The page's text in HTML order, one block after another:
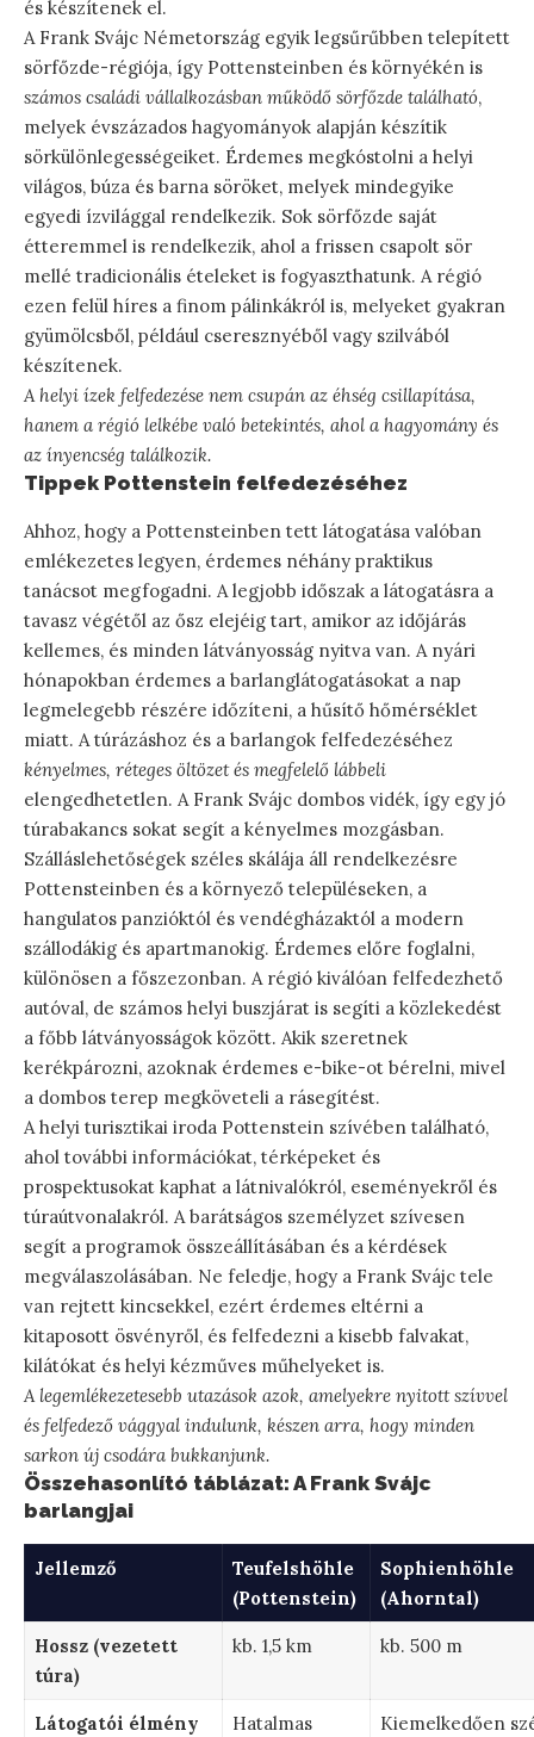
és készítenek el.
A Frank Svájc Németország egyik legsűrűbben telepített
sörfőzde-régiója, így Pottensteinben és környékén is
számos családi vállalkozásban működő sörfőzde található,
melyek évszázados hagyományok alapján készítik
sörkülönlegességeiket. Érdemes megkóstolni a helyi
világos, búza és barna söröket, melyek mindegyike
egyedi ízvilággal rendelkezik. Sok sörfőzde saját
étteremmel is rendelkezik, ahol a frissen csapolt sör
mellé tradicionális ételeket is fogyaszthatunk. A régió
ezen felül híres a finom pálinkákról is, melyeket gyakran
gyümölcsből, például cseresznyéből vagy szilvából
készítenek.
A helyi ízek felfedezése nem csupán az éhség csillapítása,
hanem a régió lelkébe való betekintés, ahol a hagyomány és
az ínyencség találkozik.
Tippek Pottenstein felfedezéséhez
Ahhoz, hogy a Pottensteinben tett látogatása valóban
emlékezetes legyen, érdemes néhány praktikus
tanácsot megfogadni. A legjobb időszak a látogatásra a
tavasz végétől az ősz elejéig tart, amikor az időjárás
kellemes, és minden látványosság nyitva van. A nyári
hónapokban érdemes a barlanglátogatásokat a nap
legmelegebb részére időzíteni, a hűsítő hőmérséklet
miatt. A túrázáshoz és a barlangok felfedezéséhez
kényelmes, réteges öltözet és megfelelő lábbeli
elengedhetetlen. A Frank Svájc dombos vidék, így egy jó
túrabakancs sokat segít a kényelmes mozgásban.
Szálláslehetőségek széles skálája áll rendelkezésre
Pottensteinben és a környező településeken, a
hangulatos panzióktól és vendégházaktól a modern
szállodákig és apartmanokig. Érdemes előre foglalni,
különösen a főszezonban. A régió kiválóan felfedezhető
autóval, de számos helyi buszjárat is segíti a közlekedést
a főbb látványosságok között. Akik szeretnek
kerékpározni, azoknak érdemes e-bike-ot bérelni, mivel
a dombos terep megköveteli a rásegítést.
A helyi turisztikai iroda Pottenstein szívében található,
ahol további információkat, térképeket és
prospektusokat kaphat a látnivalókról, eseményekről és
túraútvonalakról. A barátságos személyzet szívesen
segít a programok összeállításában és a kérdések
megválaszolásában. Ne feledje, hogy a Frank Svájc tele
van rejtett kincsekkel, ezért érdemes eltérni a
kitaposott ösvényről, és felfedezni a kisebb falvakat,
kilátókat és helyi kézműves műhelyeket is.
A legemlékezetesebb utazások azok, amelyekre nyitott szívvel
és felfedező vággyal indulunk, készen arra, hogy minden
sarkon új csodára bukkanjunk.
Összehasonlító táblázat: A Frank Svájc
barlangjai
Jellemző
Teufelshöhle
(Pottenstein)
Sophienhöhle
(Ahorntal)
Hossz (vezetett
túra)
kb. 1,5 km kb. 500 m
Látogatói élmény
Hatalmas
Kiemelkedően